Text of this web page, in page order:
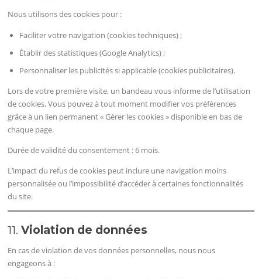
Nous utilisons des cookies pour :
Faciliter votre navigation (cookies techniques) ;
Établir des statistiques (Google Analytics) ;
Personnaliser les publicités si applicable (cookies publicitaires).
Lors de votre première visite, un bandeau vous informe de l’utilisation
de cookies. Vous pouvez à tout moment modifier vos préférences
grâce à un lien permanent « Gérer les cookies » disponible en bas de
chaque page.
Durée de validité du consentement : 6 mois.
L’impact du refus de cookies peut inclure une navigation moins
personnalisée ou l’impossibilité d’accéder à certaines fonctionnalités
du site.
11.Violation de données
En cas de violation de vos données personnelles, nous nous
engageons à :